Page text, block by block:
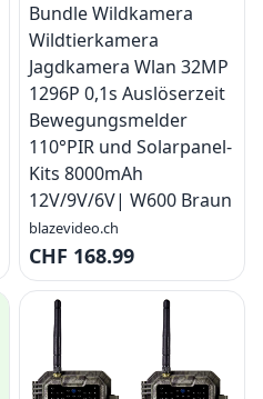
Bundle Wildkamera
Wildtierkamera
Jagdkamera Wlan 32MP
1296P 0,1s Auslöserzeit
Bewegungsmelder
110°PIR und Solarpanel-
Kits 8000mAh
12V/9V/6V| W600 Braun
blazevideo.ch
CHF 168.99